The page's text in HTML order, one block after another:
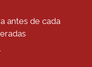
antes de cada